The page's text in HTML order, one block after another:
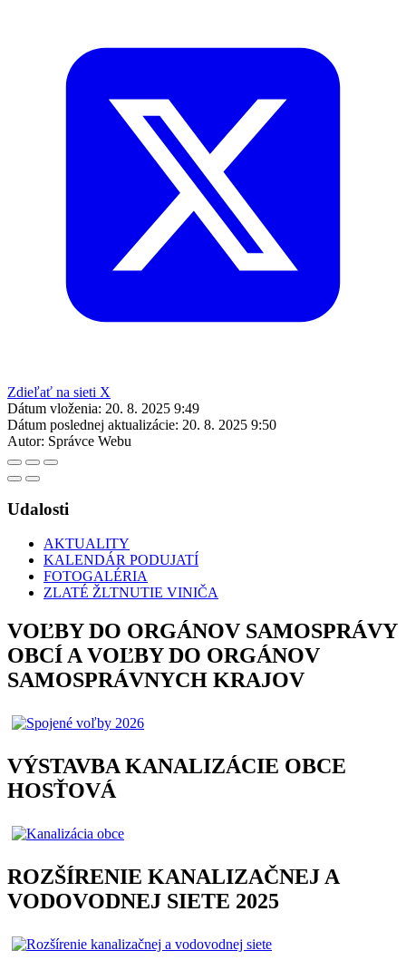
Zdieľať na sieti X
Dátum vloženia: 20. 8. 2025 9:49
Dátum poslednej aktualizácie: 20. 8. 2025 9:50
Autor: Správce Webu
Udalosti
AKTUALITY
KALENDÁR PODUJATÍ
FOTOGALÉRIA
ZLATÉ ŽLTNUTIE VINIČA
VOĽBY DO ORGÁNOV SAMOSPRÁVY
OBCÍ A VOĽBY DO ORGÁNOV
SAMOSPRÁVNYCH KRAJOV
VÝSTAVBA KANALIZÁCIE OBCE
HOSŤOVÁ
ROZŠÍRENIE KANALIZAČNEJ A
VODOVODNEJ SIETE 2025